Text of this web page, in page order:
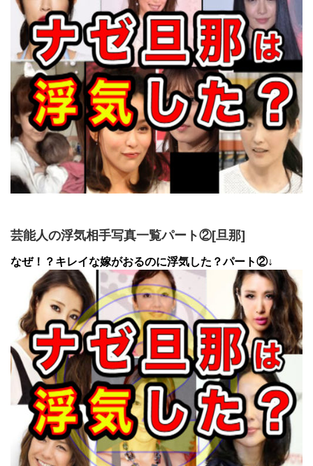
芸能人の浮気相手写真一覧パート②[旦那]
なぜ！？キレイな嫁がおるのに浮気した？パート②↓